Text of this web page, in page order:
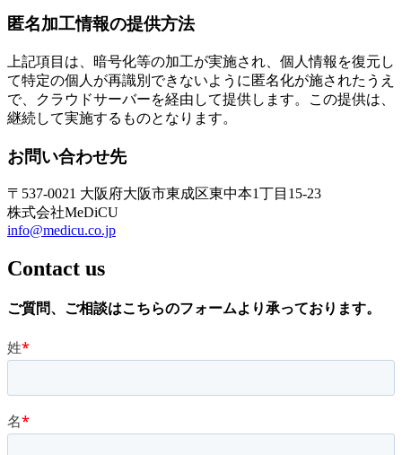
匿名加工情報の提供方法
上記項目は、暗号化等の加工が実施され、個人情報を復元し
て特定の個人が再識別できないように匿名化が施されたうえ
で、クラウドサーバーを経由して提供します。この提供は、
継続して実施するものとなります。
お問い合わせ先
〒537-0021 大阪府大阪市東成区東中本1丁目15-23
株式会社MeDiCU
info@medicu.co.jp
Contact us
ご質問、 ご相談はこちらのフォームより承っております。